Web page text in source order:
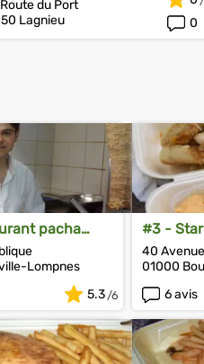
du Port
Lagnieu
0
pacha
Lompnes
5.3
#3 -
40
01000
6 avis